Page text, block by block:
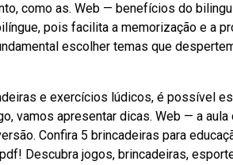
como as. Web — benefícios do
pois facilita a memorização e a
escolher temas que
e exercícios lúdicos, é possível
vamos apresentar dicas. Web — a
Confira 5 brincadeiras para
Descubra jogos, brincadeiras,